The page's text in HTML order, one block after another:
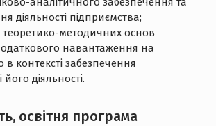
діяльності підприємства;
методичних основ
навантаження на
в контексті забезпечення
діяльності.
освітня програма